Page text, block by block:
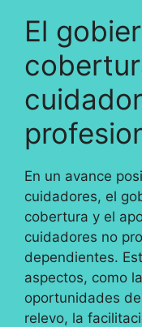
El
En un avance
cuidadores, el
cobertura y el
cuidadores no
dependientes.
aspectos, como
oportunidades
relevo, la